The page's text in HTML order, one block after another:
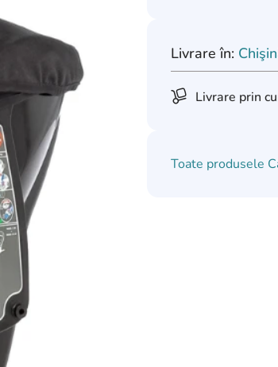
Livrare în:
Livrare prin
Toate produsele